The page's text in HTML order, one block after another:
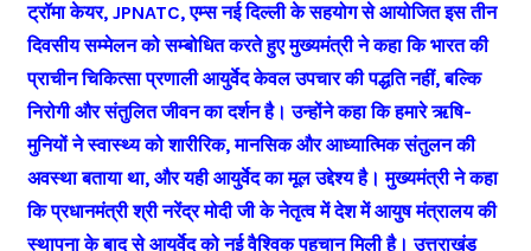
ट्रॉमा केयर, JPNATC, एम्स नई दिल्ली के सहयोग से आयोजित इस तीन
दिवसीय सम्मेलन को सम्बोधित करते हुए मुख्यमंत्री ने कहा कि भारत की
प्राचीन चिकित्सा प्रणाली आयुर्वेद केवल उपचार की पद्धति नहीं, बल्कि
निरोगी और संतुलित जीवन का दर्शन है। उन्होंने कहा कि हमारे ऋषि-
मुनियों ने स्वास्थ्य को शारीरिक, मानसिक और आध्यात्मिक संतुलन की
अवस्था बताया था, और यही आयुर्वेद का मूल उद्देश्य है। मुख्यमंत्री ने कहा
कि प्रधानमंत्री श्री नरेंद्र मोदी जी के नेतृत्व में देश में आयुष मंत्रालय की
स्थापना के बाद से आयुर्वेद को नई वैश्विक पहचान मिली है। उत्तराखंड